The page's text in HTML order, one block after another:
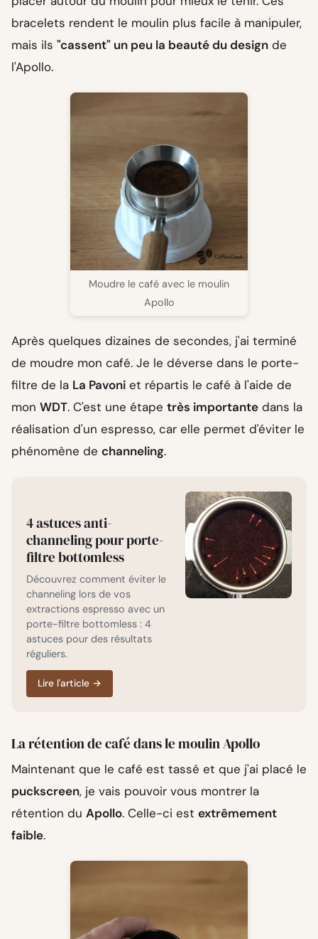
bracelets rendent le moulin plus facile à manipuler,
mais ils "cassent" un peu la beauté du design de
l'Apollo.
Moudre le café avec le moulin
Apollo
Après quelques dizaines de secondes, j'ai terminé
de moudre mon café. Je le déverse dans le porte-
filtre de la La Pavoni et répartis le café à l'aide de
mon WDT. C'est une étape très importante dans la
réalisation d'un espresso, car elle permet d'éviter le
phénomène de channeling.
4 astuces anti-
channeling pour porte-
filtre bottomless
Découvrez comment éviter le
channeling lors de vos
extractions espresso avec un
porte-filtre bottomless : 4
astuces pour des résultats
réguliers.
Lire l'article →
La rétention de café dans le moulin Apollo
Maintenant que le café est tassé et que j'ai placé le
puckscreen, je vais pouvoir vous montrer la
rétention du Apollo. Celle-ci est extrêmement
faible.